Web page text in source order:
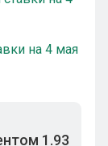
на 4 мая
1.93